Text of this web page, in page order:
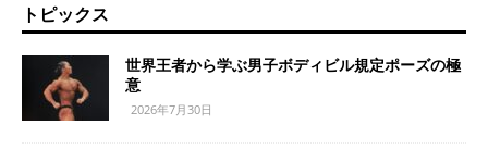
トピックス
世界王者から学ぶ男子ボディビル規定ポーズの極
意
2026年7月30日